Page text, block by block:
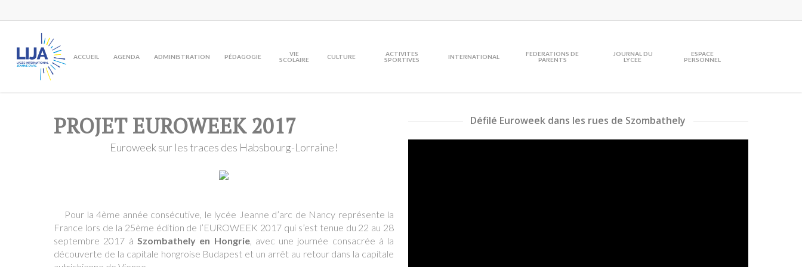
to
content
ACCUEIL AGENDA ADMINISTRATION PÉDAGOGIE
VIE
SCOLAIRE
CULTURE
ACTIVITES
SPORTIVES
INTERNATIONAL
FEDERATIONS DE
PARENTS
JOURNAL DU
LYCEE
ESPACE
PERSONNEL
PROJET EUROWEEK 2017
Euroweek sur les traces des Habsbourg-Lorraine!
Pour la 4ème année consécutive, le lycée Jeanne d’arc de Nancy représente la
France lors de la 25ème édition de l’EUROWEEK 2017 qui s’est tenue du 22 au 28
septembre 2017 àSzombathely en Hongrie, avec une journée consacrée à la
découverte de la capitale hongroise Budapest et un arrêt au retour dans la capitale
Défilé Euroweek dans les rues de Szombathely